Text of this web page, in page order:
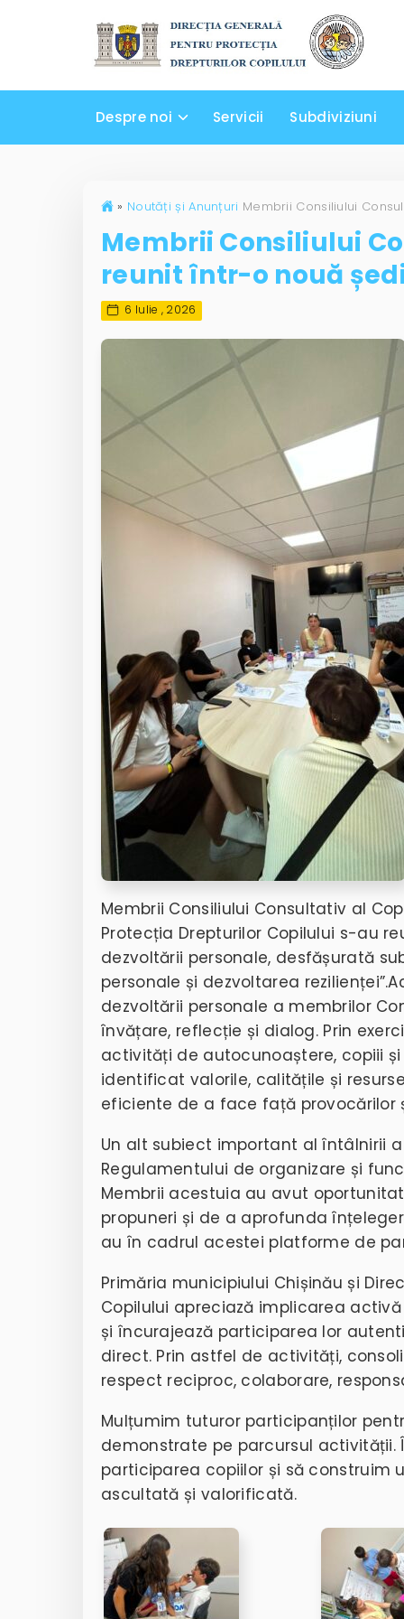
Despre noi Servicii Subdiviziuni
» Noutăți și Anunțuri
Membrii Consiliului
reunit într-o nouă
6 Iulie , 2026
Membrii Consiliului Consultativ al
Protecția Drepturilor Copilului s-au
dezvoltării personale, desfășurată
personale și dezvoltarea rezilienței”.
dezvoltării personale a membrilor
învățare, reflecție și dialog. Prin
activități de autocunoaștere, copiii
identificat valorile, calitățile și
eficiente de a face față provocărilor
Un alt subiect important al întâlnirii
Regulamentului de organizare și
Membrii acestuia au avut
propuneri și de a aprofunda
au în cadrul acestei platforme de
Primăria municipiului Chișinău și
Copilului apreciază implicarea
și încurajează participarea lor
direct. Prin astfel de activități,
respect reciproc, colaborare,
Mulțumim tuturor participanților
demonstrate pe parcursul
participarea copiilor și să construim
ascultată și valorificată.